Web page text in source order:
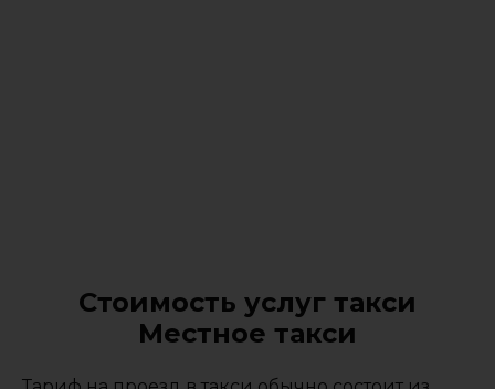
Стоимость услуг такси
Местное такси